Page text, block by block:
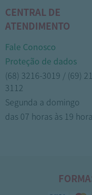
CENTRAL DE
ATENDIMENTO
Fale Conosco
Proteção de dados
(68) 3216-3019 / (69)
3112
Segunda a domingo
das 07 horas às 19